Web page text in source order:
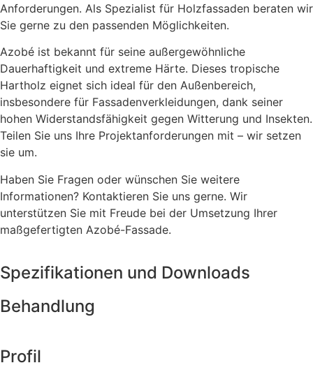
Anforderungen. Als Spezialist für Holzfassaden beraten wir
Sie gerne zu den passenden Möglichkeiten.
Azobé ist bekannt für seine außergewöhnliche
Dauerhaftigkeit und extreme Härte. Dieses tropische
Hartholz eignet sich ideal für den Außenbereich,
insbesondere für Fassadenverkleidungen, dank seiner
hohen Widerstandsfähigkeit gegen Witterung und Insekten.
Teilen Sie uns Ihre Projektanforderungen mit – wir setzen
sie um.
Haben Sie Fragen oder wünschen Sie weitere
Informationen? Kontaktieren Sie uns gerne. Wir
unterstützen Sie mit Freude bei der Umsetzung Ihrer
maßgefertigten Azobé-Fassade.
Spezifikationen und Downloads
Behandlung
Profil